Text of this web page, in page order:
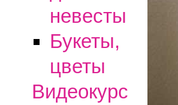
невесты
Букеты,
цветы
Видеокурс